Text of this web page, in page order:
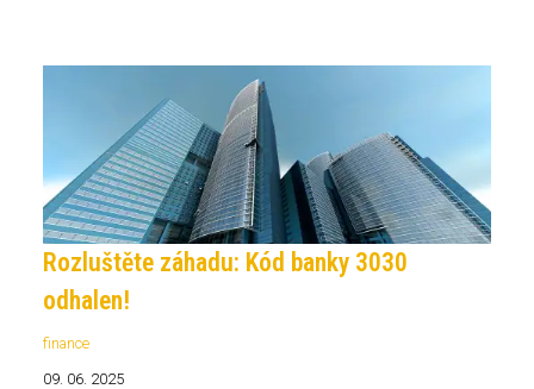
Rozluštěte záhadu: Kód banky 3030
odhalen!
finance
09. 06. 2025